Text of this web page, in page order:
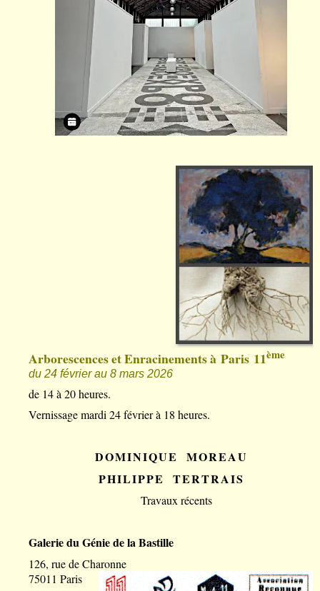
Arborescences et Enracinements à Paris 11ème
du 24 février au 8 mars 2026
de 14 à 20 heures.
Vernissage mardi 24 février à 18 heures.
D O M I N I Q U E M O R E A U
P H I L I P P E T E R T R A I S
Travaux récents
Galerie du Génie de la Bastille
126, rue de Charonne
75011 Paris